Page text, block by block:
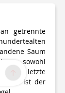
getrennte
Saum
sowohl
Als letzte
ist der